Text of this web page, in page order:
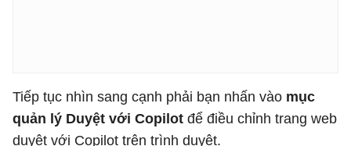
Tiếp tục nhìn sang cạnh phải bạn nhấn vào mục
quản lý Duyệt với Copilot để điều chỉnh trang web
duyệt với Copilot trên trình duyệt.